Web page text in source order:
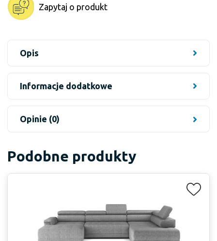
Zapytaj o produkt
Opis
Informacje dodatkowe
Opinie (0)
Podobne produkty